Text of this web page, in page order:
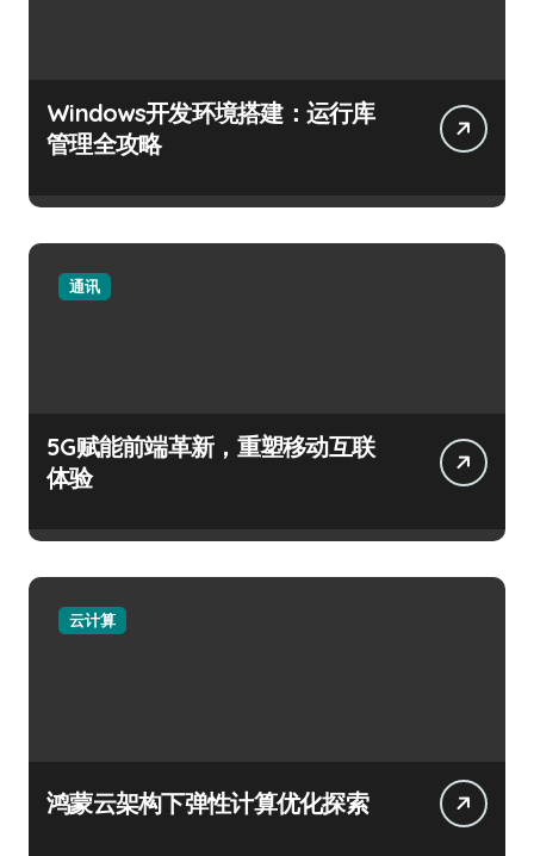
Windows开发环境搭建：运行库
管理全攻略
通讯
5G赋能前端革新，重塑移动互联
体验
云计算
鸿蒙云架构下弹性计算优化探索